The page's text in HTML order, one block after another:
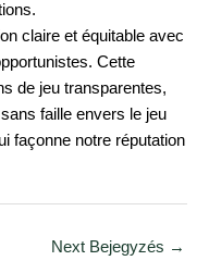
claire et équitable avec
Cette
de jeu transparentes,
faille envers le jeu
façonne notre réputation
Next Bejegyzés →